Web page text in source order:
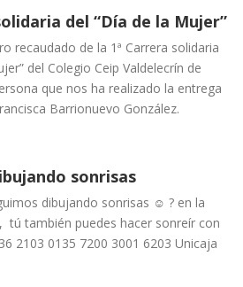
del “Día de la Mujer”
recaudado de la 1ª Carrera solidaria
del Colegio Ceip Valdelecrín de
que nos ha realizado la entrega
Barrionuevo González.
sonrisas
dibujando sonrisas ☺ ? en la
tú también puedes hacer sonreír con
2103 0135 7200 3001 6203 Unicaja